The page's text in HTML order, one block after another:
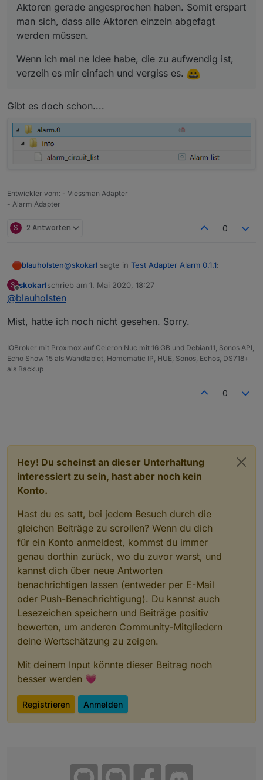
Aktoren gerade angesprochen haben. Somit erspart
man sich, dass alle Aktoren einzeln abgefagt
werden müssen.
Wenn ich mal ne Idee habe, die zu aufwendig ist,
verzeih es mir einfach und vergiss es.
Gibt es doch schon....
Entwickler vom: - Viessman Adapter
- Alarm Adapter
S 2 Antworten 0
blauholsten@skokarl sagte in Test Adapter Alarm 0.1.1:
Gegenteil, ist erwünscht. Allerdings
kann ich nicht versprechen, alles
Das erste was ich mir wünsche würde, wäre
eine Liste aller aktueller angesprochener
auch immer, Liste, Tabelle oder irgendwas,
Widget darstellen kann welche und wieviele
Aktoren gerade angesprochen haben. Somit
erspart man sich, dass alle Aktoren einzeln
abgefagt werden müssen.
Wenn ich mal ne Idee habe, die zu aufwendig
ist, verzeih es mir einfach und vergiss es.
Gibt es doch schon....
S
Offline
skokarlschrieb am 1. Mai 2020, 18:27
zuletzt editiert von
@blauholsten
Mist, hatte ich noch nicht gesehen. Sorry.
IOBroker mit Proxmox auf Celeron Nuc mit 16 GB und Debian11, Sonos API,
Echo Show 15 als Wandtablet, Homematic IP, HUE, Sonos, Echos, DS718+
als Backup
0
Hey! Du scheinst an dieser Unterhaltung
interessiert zu sein, hast aber noch kein
Konto.
Hast du es satt, bei jedem Besuch durch die
gleichen Beiträge zu scrollen? Wenn du dich
für ein Konto anmeldest, kommst du immer
genau dorthin zurück, wo du zuvor warst, und
kannst dich über neue Antworten
benachrichtigen lassen (entweder per E-Mail
oder Push-Benachrichtigung). Du kannst auch
Lesezeichen speichern und Beiträge positiv
bewerten, um anderen Community-Mitgliedern
deine Wertschätzung zu zeigen.
Mit deinem Input könnte dieser Beitrag noch
besser werden 💗
Registrieren Anmelden